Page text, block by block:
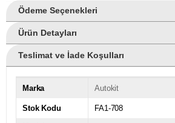
Ödeme Seçenekleri
Ürün Detayları
Teslimat ve İade Koşulları
Marka Autokit
Stok Kodu FA1-708